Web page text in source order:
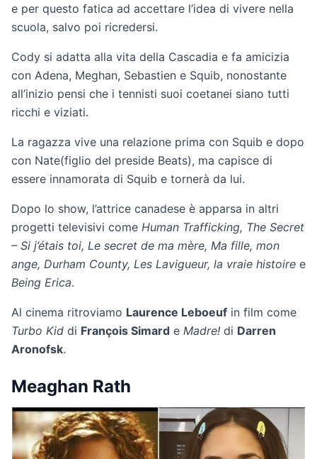
e per questo fatica ad accettare l’idea di vivere nella
scuola, salvo poi ricredersi.
Cody si adatta alla vita della Cascadia e fa amicizia
con Adena, Meghan, Sebastien e Squib, nonostante
all’inizio pensi che i tennisti suoi coetanei siano tutti
ricchi e viziati.
La ragazza vive una relazione prima con Squib e dopo
con Nate(figlio del preside Beats), ma capisce di
essere innamorata di Squib e tornerà da lui.
Dopo lo show, l’attrice canadese è apparsa in altri
progetti televisivi come Human Trafficking, The Secret
– Si j’étais toi, Le secret de ma mère, Ma fille, mon
ange, Durham County, Les Lavigueur, la vraie histoire e
Being Erica.
Al cinema ritroviamo Laurence Leboeuf in film come
Turbo Kid di François Simard e Madre! di Darren
Aronofsk.
Meaghan Rath